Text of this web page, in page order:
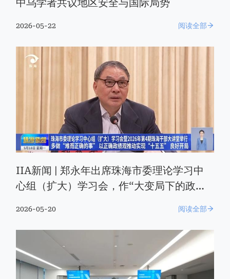
中乌学者共议地区安全与国际局势
2026-05-22 阅读全部
IIA新闻 | 郑永年出席珠海市委理论学习中
心组（扩大）学习会，作“大变局下的政绩
2026-05-20 阅读全部